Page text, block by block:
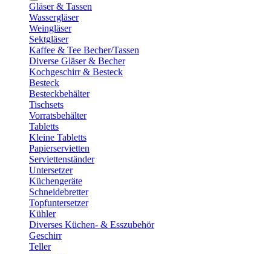
Gläser & Tassen
Wassergläser
Weingläser
Sektgläser
Kaffee & Tee Becher/Tassen
Diverse Gläser & Becher
Kochgeschirr & Besteck
Besteck
Besteckbehälter
Tischsets
Vorratsbehälter
Tabletts
Kleine Tabletts
Papierservietten
Serviettenständer
Untersetzer
Küchengeräte
Schneidebretter
Topfuntersetzer
Kühler
Diverses Küchen- & Esszubehör
Geschirr
Teller